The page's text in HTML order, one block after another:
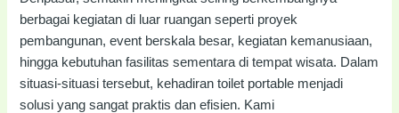
berbagai kegiatan di luar ruangan seperti proyek
pembangunan, event berskala besar, kegiatan kemanusiaan,
hingga kebutuhan fasilitas sementara di tempat wisata. Dalam
situasi-situasi tersebut, kehadiran toilet portable menjadi
solusi yang sangat praktis dan efisien. Kami